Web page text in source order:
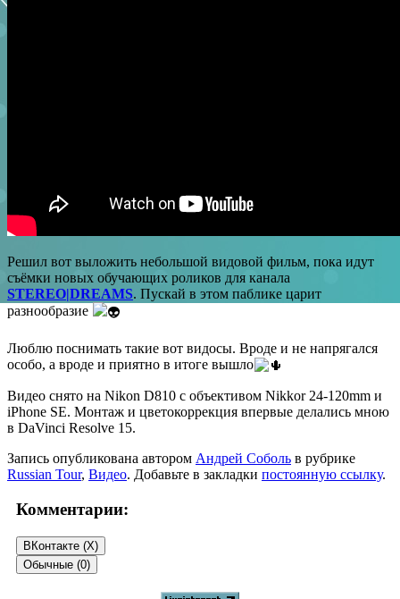
Решил вот выложить небольшой видовой фильм, пока идут
съёмки новых обучающих роликов для канала
STEREO|DREAMS. Пускай в этом паблике царит
разнообразие
Люблю поснимать такие вот видосы. Вроде и не напрягался
особо, а вроде и приятно в итоге вышло
Видео снято на Nikon D810 с объективом Nikkor 24-120mm и
iPhone SE. Монтаж и цветокоррекция впервые делались мною
в DaVinci Resolve 15.
Запись опубликована автором Андрей Соболь в рубрике
Russian Tour, Видео. Добавьте в закладки постоянную ссылку.
Комментарии:
ВКонтакте (X)
Обычные (0)